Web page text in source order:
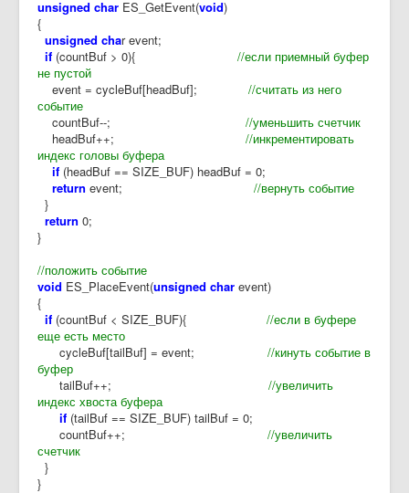
unsigned char ES_GetEvent(void)
{
unsigned char event;
if (countBuf > 0){ //если приемный буфер
не пустой
event = cycleBuf[headBuf]; //считать из него
событие
countBuf--; //уменьшить счетчик
headBuf++; //инкрементировать
индекс головы буфера
if (headBuf == SIZE_BUF) headBuf = 0;
return event; //вернуть событие
}
return 0;
}
//положить событие
void ES_PlaceEvent(unsigned char event)
{
if (countBuf < SIZE_BUF){ //если в буфере
еще есть место
cycleBuf[tailBuf] = event; //кинуть событие в
буфер
tailBuf++; //увеличить
индекс хвоста буфера
if (tailBuf == SIZE_BUF) tailBuf = 0;
countBuf++;
//увеличить
счетчик
}
}